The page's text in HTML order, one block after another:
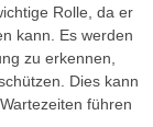
Rolle, da er
kann. Es werden
zu erkennen,
Dies kann
führen